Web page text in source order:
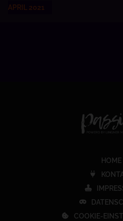
APRIL 2021
HOME
COOKIE-